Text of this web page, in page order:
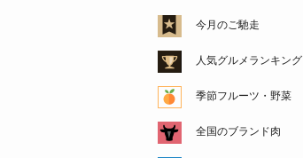
今月のご馳走
人気グルメランキング
季節フルーツ・野菜
全国のブランド肉